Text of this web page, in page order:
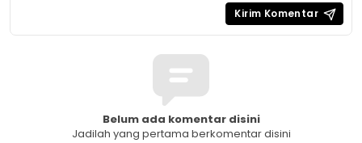
Belum ada komentar disini
Jadilah yang pertama berkomentar disini